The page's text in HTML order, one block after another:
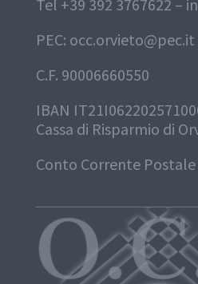
Tel +39 392 3767622 –
PEC: occ.orvieto@pec.it
C.F. 90006660550
IBAN
Cassa di Risparmio di
Conto Corrente Postale